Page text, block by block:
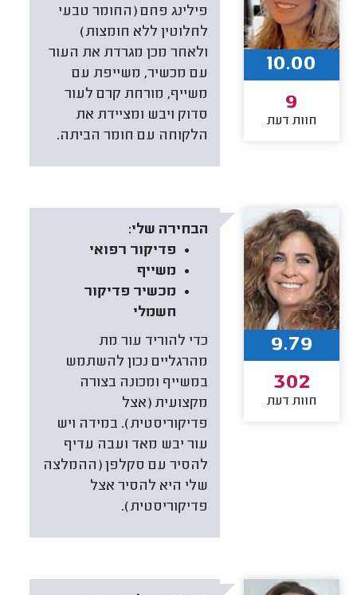
פילינג פחם (החומר טבעי
לחלוטין ללא חומצות)
ולאחר מכן מגרדת את העור
עם מכשיר, משייפת עם
משייף, מורחת קרם לעור
סדוק ויבש ומציידת את
הלקוחה עם חומר הביתה.
10.00
9
חוות דעת
הבחירה שלי:
פדיקור רפואי
משייף
מכשיר פדיקור
חשמלי
כדי להוריד עור מת
מהרגליים נכון להשתמש
במשייף ומכונה בצורה
מקצועית (אצל
פדיקוריסטית). במידה ויש
עור יבש מאד ועבה עדיף
להסיר עם סקלפן (ההמלצה
שלי היא להסיר אצל
פדיקוריסטית).
9.79
302
חוות דעת